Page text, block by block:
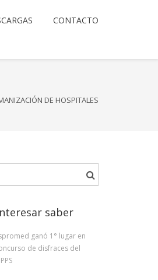
CONTACTO
DE HOSPITALES
saber
ganó 1° lugar en
de disfraces del